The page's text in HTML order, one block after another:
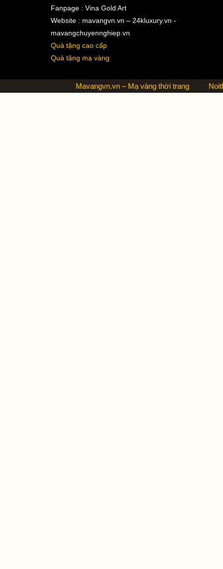
Fanpage : Vina Gold Art
Website : mavangvn.vn – 24kluxury.vn -
mavangchuyennghiep.vn
Quà tặng cao cấp
Quà tặng mạ vàng
Mavangvn.vn – Mạ vàng thời trang